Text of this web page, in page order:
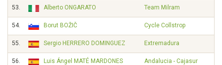
53. Alberto ONGARATO Team Milram
54. Borut BOŽIČ Cycle Collstrop
55. Sergio HERRERO DOMINGUEZ Extremadura
56. Luis Ángel MATÉ MARDONES Andalucia - Cajasur